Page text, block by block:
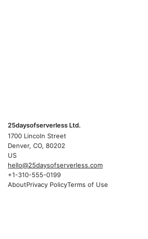
25daysofserverless Ltd.
1700 Lincoln Street
Denver, CO, 80202
US
hello@25daysofserverless.com
+1-310-555-0199
AboutPrivacy PolicyTerms of Use